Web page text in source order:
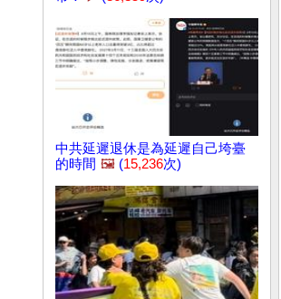
中共延遲退休是為延遲自己垮臺
的時間 🖼️ (15,236次)